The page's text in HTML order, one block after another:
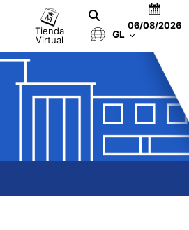
Tienda
Virtual
06/08/2026
GL